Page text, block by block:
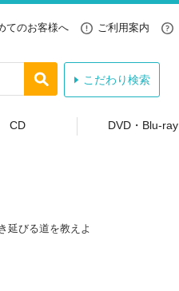
てのお客様へ ご利用案内
こだわり検索
CD DVD・Blu-ray
延びる道を教えよ